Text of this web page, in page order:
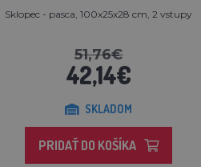
Sklopec - pasca, 100x25x28 cm, 2 vstupy
51,76€
42,14€
SKLADOM
PRIDAŤ DO KOŠÍKA